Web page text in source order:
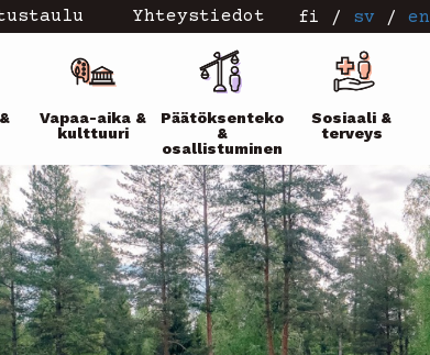
Yhteystiedot fi / sv / en
Vapaa-aika &
kulttuuri
Päätöksenteko
&
osallistuminen
Sosiaali &
terveys